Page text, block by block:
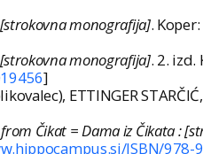
monografija].
monografija]. 2. izd.
]
ETTINGER
Čikat = Dama iz Čikata :
ISBN/978-